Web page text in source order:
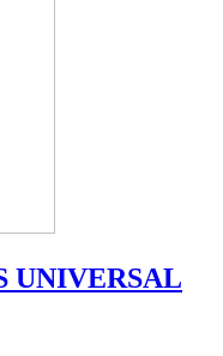
UNIVERSAL